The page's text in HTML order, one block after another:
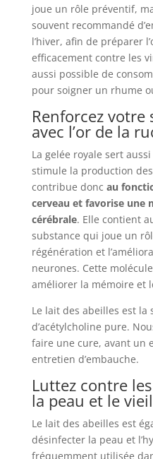
joue un rôle préventif,
souvent recommandé
l’hiver, afin de préparer
efficacement contre les
aussi possible de
pour soigner un rhume
Renforcez votre
avec l’or de la
La gelée royale sert
stimule la production
contribue donc au
cerveau et favorise une
cérébrale. Elle contient
substance qui joue un
régénération et
neurones. Cette
améliorer la mémoire et
Le lait des abeilles est la
d’acétylcholine pure.
faire une cure, avant un
entretien d’embauche.
Luttez contre
la peau et le
Le lait des abeilles est
désinfecter la peau et
fréquemment utilisée